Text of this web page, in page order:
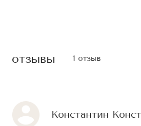
отзывы 1 отзыв
Константин